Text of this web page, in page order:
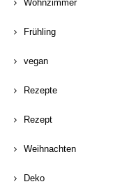
Wohnzimmer
Frühling
vegan
Rezepte
Rezept
Weihnachten
Deko